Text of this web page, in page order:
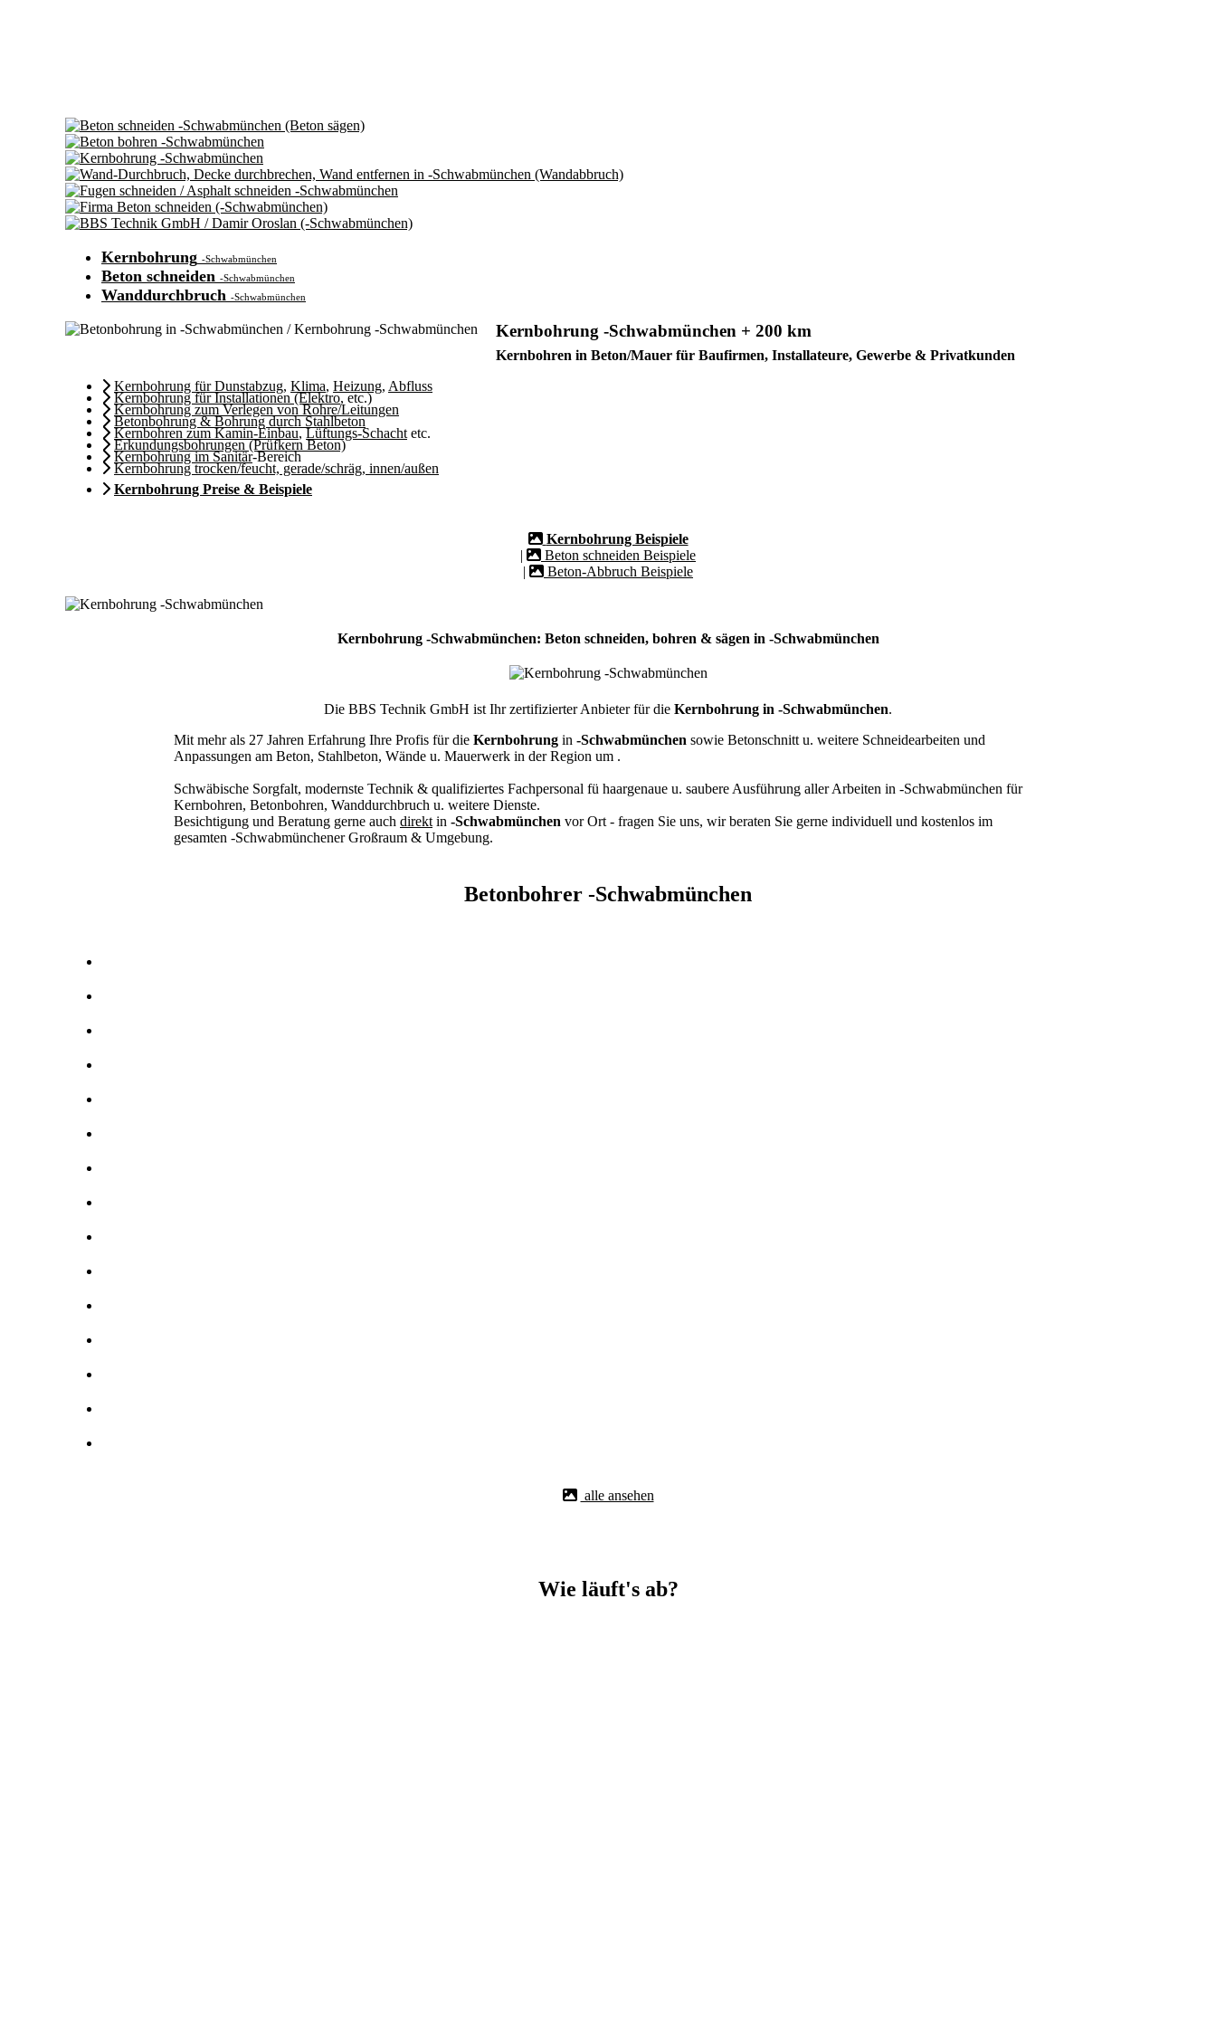
Kernbohrung -Schwabmünchen
Beton schneiden -Schwabmünchen
Wanddurchbruch -Schwabmünchen
Kernbohrung -Schwabmünchen + 200 km
Kernbohren in Beton/Mauer für Baufirmen, Installateure, Gewerbe & Privatkunden
Kernbohrung für Dunstabzug, Klima, Heizung, Abfluss
Kernbohrung für Installationen (Elektro, etc.)
Kernbohrung zum Verlegen von Rohre/Leitungen
Betonbohrung & Bohrung durch Stahlbeton
Kernbohren zum Kamin-Einbau,Lüftungs-Schacht etc.
Erkundungsbohrungen (Prüfkern Beton)
Kernbohrung im Sanitär-Bereich
Kernbohrung trocken/feucht, gerade/schräg, innen/außen
Kernbohrung Preise & Beispiele
Kernbohrung Beispiele
|
Beton schneiden Beispiele
|
Beton-Abbruch Beispiele
Kernbohrung -Schwabmünchen: Beton schneiden, bohren & sägen in -Schwabmünchen
Die BBS Technik GmbH ist Ihr zertifizierter Anbieter für die Kernbohrung in -Schwabmünchen.
Mit mehr als 27 Jahren Erfahrung Ihre Profis für die Kernbohrung in -Schwabmünchen sowie Betonschnitt u. weitere Schneidearbeiten und
Anpassungen am Beton, Stahlbeton, Wände u. Mauerwerk in der Region um .
Schwäbische Sorgfalt, modernste Technik & qualifiziertes Fachpersonal fü haargenaue u. saubere Ausführung aller Arbeiten in -Schwabmünchen für
Kernbohren, Betonbohren, Wanddurchbruch u. weitere Dienste.
Besichtigung und Beratung gerne auch direkt in -Schwabmünchen vor Ort - fragen Sie uns, wir beraten Sie gerne individuell und kostenlos im
gesamten -Schwabmünchener Großraum & Umgebung.
Betonbohrer -Schwabmünchen
alle ansehen
Wie läuft's ab?